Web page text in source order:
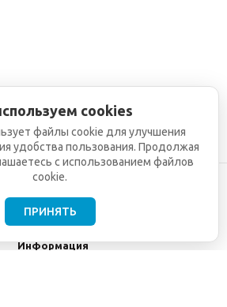
Информация
cookies
файлы cookie для улучшения
удобства пользования. Продолжая
с использованием файлов
cookie.
ПРИНЯТЬ